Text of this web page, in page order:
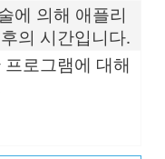
에 의해 애플리
의 시간입니다.
로그램에 대해